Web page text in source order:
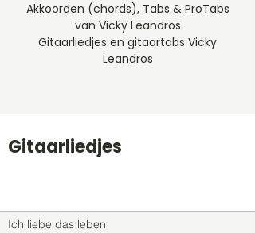
Akkoorden (chords), Tabs & ProTabs
van Vicky Leandros
Gitaarliedjes en gitaartabs Vicky
Leandros
Gitaarliedjes
Ich liebe das leben